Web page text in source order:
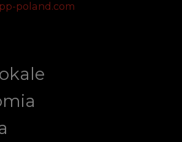
poland.com